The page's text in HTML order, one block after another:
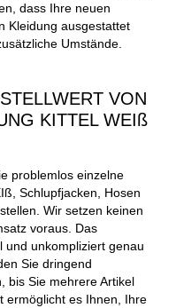
dass Ihre neuen
Kleidung ausgestattet
Umstände.
VON
KITTEL WEIß
problemlos einzelne
Schlupfjacken, Hosen
Wir setzen keinen
voraus. Das
und unkompliziert genau
Sie dringend
bis Sie mehrere Artikel
ermöglicht es Ihnen, Ihre